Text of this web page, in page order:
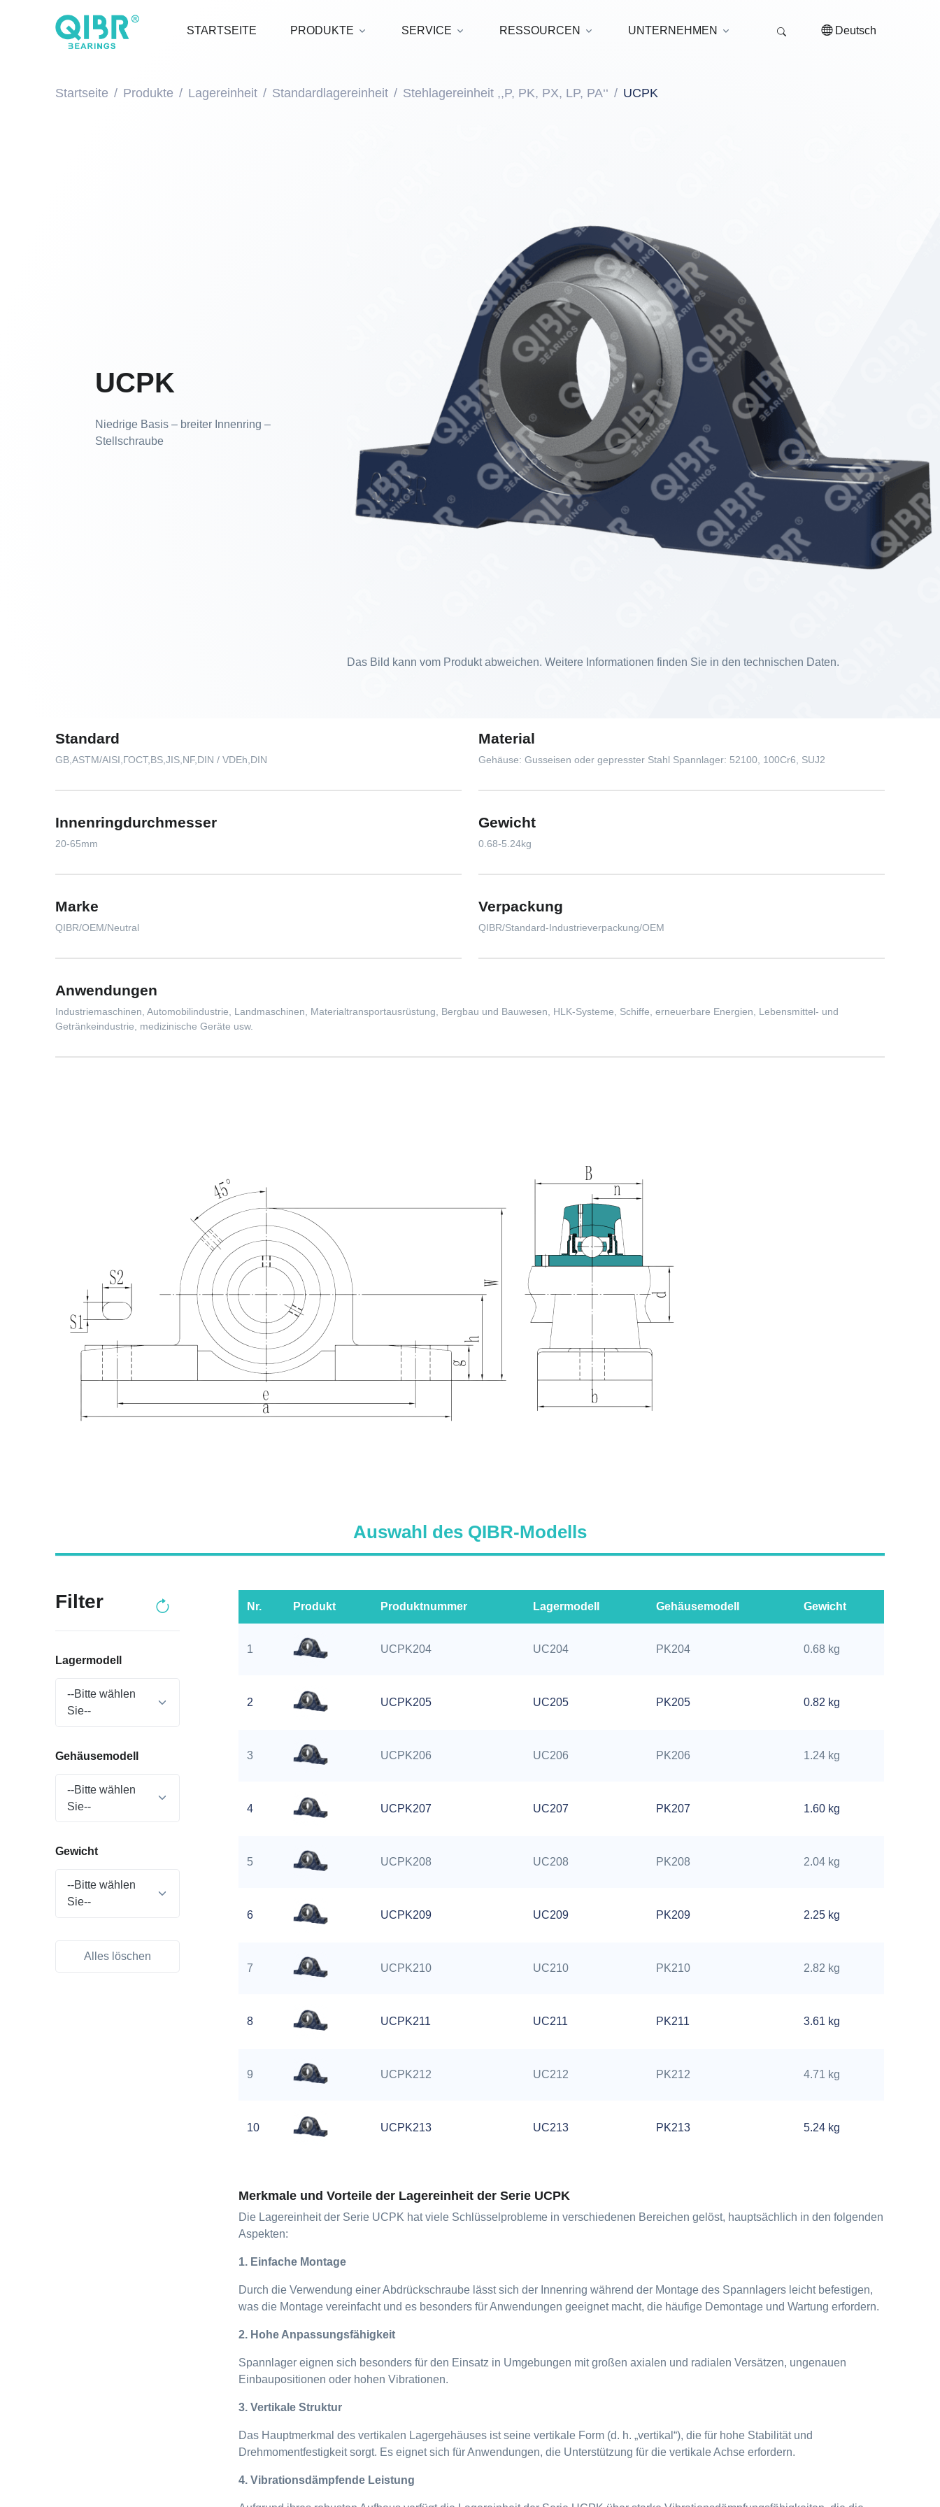
STARTSEITE PRODUKTE SERVICE RESSOURCEN UNTERNEHMEN Deutsch
Startseite Produkte Lagereinheit Standardlagereinheit Stehlagereinheit ,,P, PK, PX, LP, PA‘‘ UCPK
Das Bild kann vom Produkt abweichen. Weitere Informationen finden Sie in den technischen Daten.
UCPK
Niedrige Basis – breiter Innenring –
Stellschraube
Standard
GB,ASTM/AISI,ГОСТ,BS,JIS,NF,DIN / VDEh,DIN
Material
Gehäuse: Gusseisen oder gepresster Stahl Spannlager: 52100, 100Cr6, SUJ2
Innenringdurchmesser
20-65mm
Gewicht
0.68-5.24kg
Marke
QIBR/OEM/Neutral
Verpackung
QIBR/Standard-Industrieverpackung/OEM
Anwendungen
Industriemaschinen, Automobilindustrie, Landmaschinen, Materialtransportausrüstung, Bergbau und Bauwesen, HLK-Systeme, Schiffe, erneuerbare Energien, Lebensmittel- und
Getränkeindustrie, medizinische Geräte usw.
Auswahl des QIBR-Modells
Filter
Lagermodell
--Bitte wählen
Sie--
Gehäusemodell
--Bitte wählen
Sie--
Gewicht
--Bitte wählen
Sie--
Alles löschen
Nr. Produkt Produktnummer Lagermodell Gehäusemodell Gewicht
1 UCPK204 UC204 PK204 0.68 kg
2 UCPK205 UC205 PK205 0.82 kg
3 UCPK206 UC206 PK206 1.24 kg
4 UCPK207 UC207 PK207 1.60 kg
5 UCPK208 UC208 PK208 2.04 kg
6 UCPK209 UC209 PK209 2.25 kg
7 UCPK210 UC210 PK210 2.82 kg
8 UCPK211 UC211 PK211 3.61 kg
9 UCPK212 UC212 PK212 4.71 kg
10 UCPK213 UC213 PK213 5.24 kg
Merkmale und Vorteile der Lagereinheit der Serie UCPK
Die Lagereinheit der Serie UCPK hat viele Schlüsselprobleme in verschiedenen Bereichen gelöst, hauptsächlich in den folgenden
Aspekten:
1. Einfache Montage
Durch die Verwendung einer Abdrückschraube lässt sich der Innenring während der Montage des Spannlagers leicht befestigen,
was die Montage vereinfacht und es besonders für Anwendungen geeignet macht, die häufige Demontage und Wartung erfordern.
2. Hohe Anpassungsfähigkeit
Spannlager eignen sich besonders für den Einsatz in Umgebungen mit großen axialen und radialen Versätzen, ungenauen
Einbaupositionen oder hohen Vibrationen.
3. Vertikale Struktur
Das Hauptmerkmal des vertikalen Lagergehäuses ist seine vertikale Form (d. h. „vertikal“), die für hohe Stabilität und
Drehmomentfestigkeit sorgt. Es eignet sich für Anwendungen, die Unterstützung für die vertikale Achse erfordern.
4. Vibrationsdämpfende Leistung